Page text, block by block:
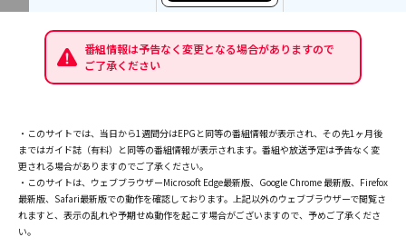
番組情報は予告なく変更となる場合がありますので
ご了承ください
・このサイトでは、当日から1週間分はEPGと同等の番組情報が表示され、その先1ヶ月後
まではガイド誌（有料）と同等の番組情報が表示されます。番組や放送予定は予告なく変
更される場合がありますのでご了承ください。
・このサイトは、ウェブブラウザーMicrosoft Edge最新版、Google Chrome 最新版、Firefox
最新版、Safari最新版での動作を確認しております。上記以外のウェブブラウザーで閲覧さ
れますと、表示の乱れや予期せぬ動作を起こす場合がございますので、予めご了承くださ
い。